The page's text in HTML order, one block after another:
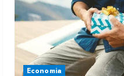
Economia